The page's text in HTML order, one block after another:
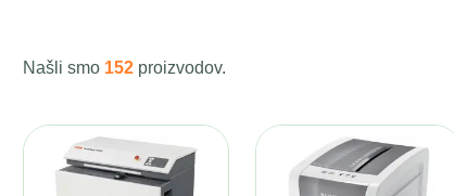
Našli smo 152 proizvodov.